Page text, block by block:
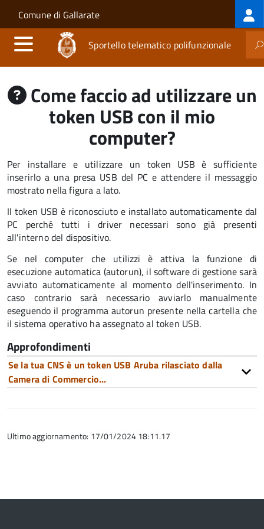
Salta al contenuto principale
Skip to site navigation
Comune di Gallarate
Sportello telematico polifunzionale
Come faccio ad utilizzare un
token USB con il mio
computer?
Per installare e utilizzare un token USB è sufficiente
inserirlo a una presa USB del PC e attendere il messaggio
mostrato nella figura a lato.
Il token USB è riconosciuto e installato automaticamente dal
PC perché tutti i driver necessari sono già presenti
all'interno del dispositivo.
Se nel computer che utilizzi è attiva la funzione di
esecuzione automatica (autorun), il software di gestione sarà
avviato automaticamente al momento dell'inserimento. In
caso contrario sarà necessario avviarlo manualmente
eseguendo il programma autorun presente nella cartella che
il sistema operativo ha assegnato al token USB.
Approfondimenti
Se la tua CNS è un token USB Aruba rilasciato dalla
Camera di Commercio...
Ultimo aggiornamento: 17/01/2024 18:11.17